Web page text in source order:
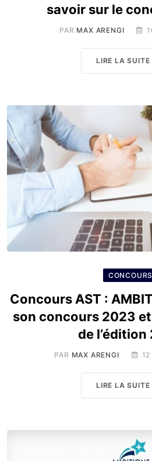
savoir sur le
PAR MAX ARENGI
LIRE LA SUITE
CONCOURS
Concours AST :
son concours 2023
de l’édition
PAR MAX ARENGI
LIRE LA SUITE